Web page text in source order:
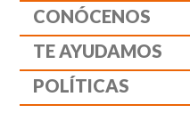
CONÓCENOS
TE AYUDAMOS
POLÍTICAS